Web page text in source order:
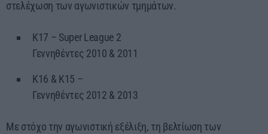
στελέχωση των αγωνιστικών τμημάτων.
Κ17 – Super League 2
Γεννηθέντες 2010 & 2011
Κ16 & Κ15 –
Γεννηθέντες 2012 & 2013
Με στόχο την αγωνιστική εξέλιξη, τη βελτίωση των